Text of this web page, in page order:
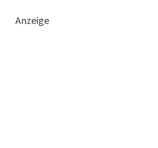
Anzeige